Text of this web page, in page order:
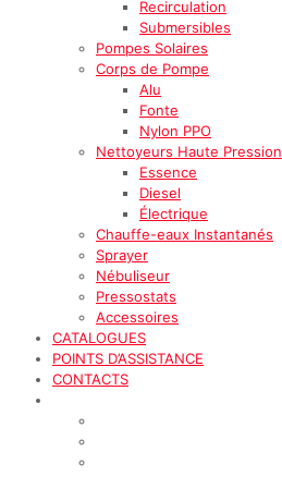
Recirculation
Submersibles
Pompes Solaires
Corps de Pompe
Alu
Fonte
Nylon PPO
Nettoyeurs Haute Pression
Essence
Diesel
Électrique
Chauffe-eaux Instantanés
Sprayer
Nébuliseur
Pressostats
Accessoires
CATALOGUES
POINTS D’ASSISTANCE
CONTACTS